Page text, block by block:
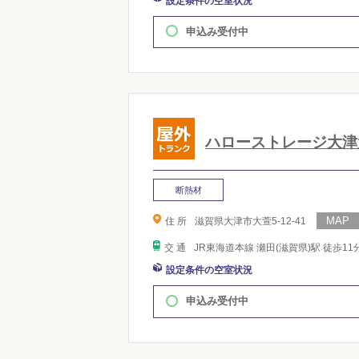
申込み受付中
ハローストレージ大
断熱材
住 所 滋賀県大津市大萱5-12-41
交 通
JR東海道本線 瀬田(滋賀県)駅 徒歩11
設定条件の空室状況
申込み受付中